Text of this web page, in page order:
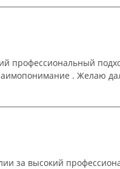
профессиональный
. Желаю
за высокий